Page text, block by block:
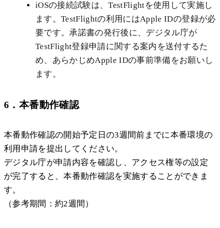
iOSの接続試験は、TestFlightを使用して実施し
ます。TestFlightの利用にはApple IDの登録が必
要です。承諾書の発行後に、デジタル庁が
TestFlight登録申請に関する案内を送付するた
め、あらかじめApple IDの事前準備をお願いし
ます。
6．本番動作確認
本番動作確認の開始予定日の3週間前までに本番環境の
利用申請を提出してください。
デジタル庁が申請内容を確認し、アクセス権等の設定
が完了すると、本番動作確認を実施することができま
す。
（参考期間：約2週間）